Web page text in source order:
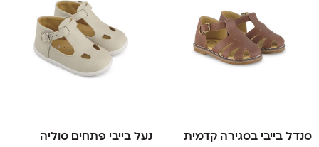
סנדל בייבי בסגירה קדמית
נעל בייבי פתחים סוליה